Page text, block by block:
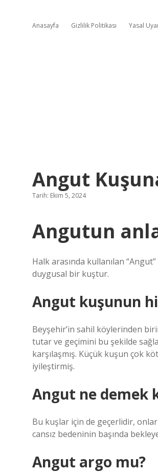
Anasayfa Gizlilik Politikası Yasal
Angut
Tarih: Ekim 5, 2024
Angutun
Halk arasında kullanılan
duygusal bir kuştur.
Angut kuşunun
Beyşehir’in sahil köylerinden
tutar ve geçimini bu şekilde
karşılaşmış. Küçük kuşun çok
iyileştirmiş.
Angut ne demek
Bu kuşlar için de geçerlidir,
cansız bedeninin başında
Angut argo mu?